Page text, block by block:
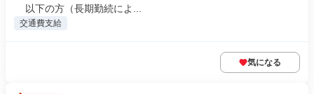
以下の方（長期勤続によ...
交通費支給
気になる